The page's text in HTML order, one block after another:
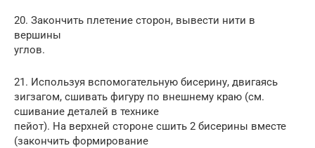
20. Закончить плетение сторон, вывести нити в
вершины
углов.
21. Используя вспомогательную бисерину, двигаясь
зигзагом, сшивать фигуру по внешнему краю (см.
сшивание деталей в технике
пейот). На верхней стороне сшить 2 бисерины вместе
(закончить формирование